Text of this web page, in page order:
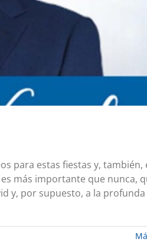
para estas fiestas y, también,
más importante que nunca,
y, por supuesto, a la